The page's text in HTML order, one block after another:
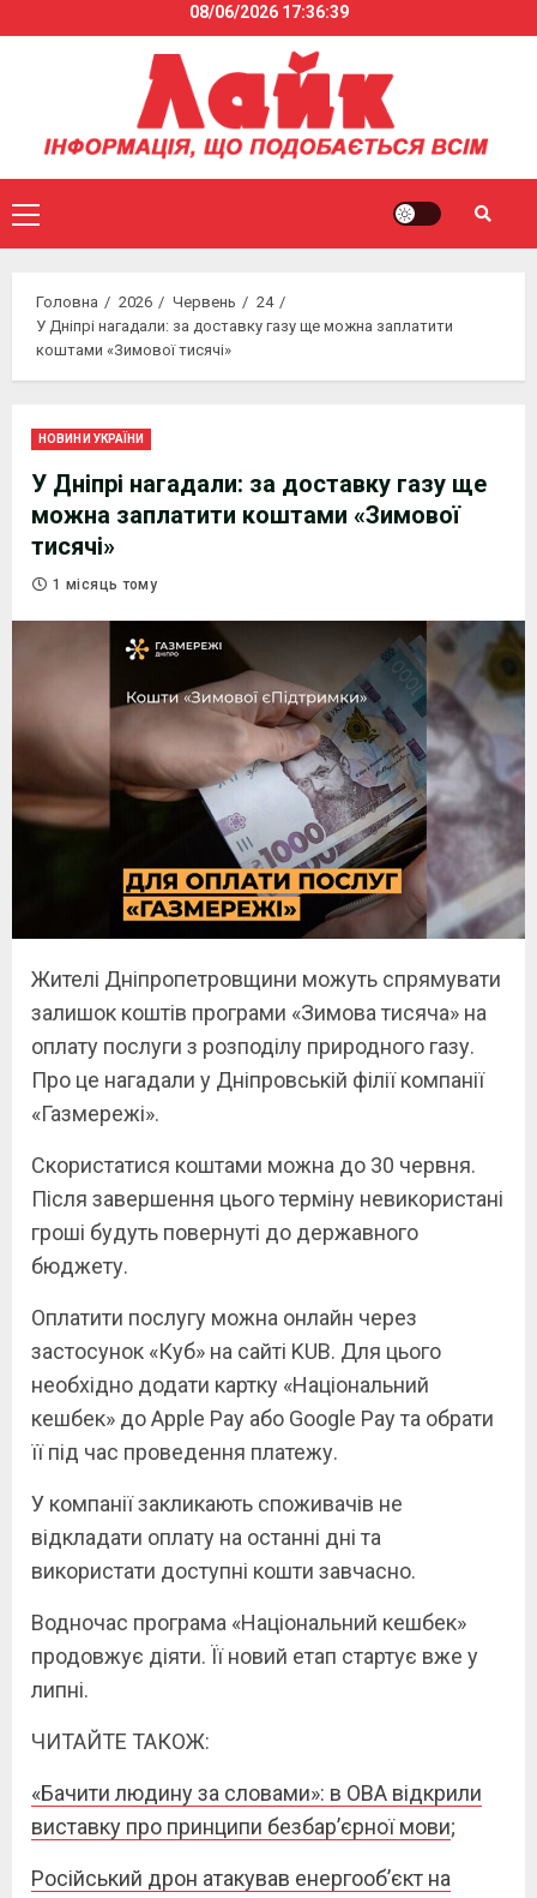
to
08/06/2026 17:36:39
Primary
Menu
Головна 2026 Червень
24
У Дніпрі нагадали: за доставку газу ще можна заплатити
коштами «Зимової тисячі»
НОВИНИ УКРАЇНИ
У Дніпрі нагадали: за доставку газу ще
можна заплатити коштами «Зимової
тисячі»
1 місяць тому
Жителі Дніпропетровщини можуть спрямувати
залишок коштів програми «Зимова тисяча» на
оплату послуги з розподілу природного газу.
Про це нагадали у Дніпровській філії компанії
«Газмережі».
Скористатися коштами можна до 30 червня.
Після завершення цього терміну невикористані
гроші будуть повернуті до державного
бюджету.
Оплатити послугу можна онлайн через
застосунок «Куб» на сайті KUB. Для цього
необхідно додати картку «Національний
кешбек» до Apple Pay або Google Pay та обрати
її під час проведення платежу.
У компанії закликають споживачів не
відкладати оплату на останні дні та
використати доступні кошти завчасно.
Водночас програма «Національний кешбек»
продовжує діяти. Її новий етап стартує вже у
липні.
ЧИТАЙТЕ ТАКОЖ:
«Бачити людину за словами»: в ОВА відкрили
виставку про принципи безбар’єрної мови;
Російський дрон атакував енергооб’єкт на